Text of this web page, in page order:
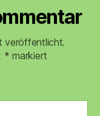
veröffentlicht.
* markiert